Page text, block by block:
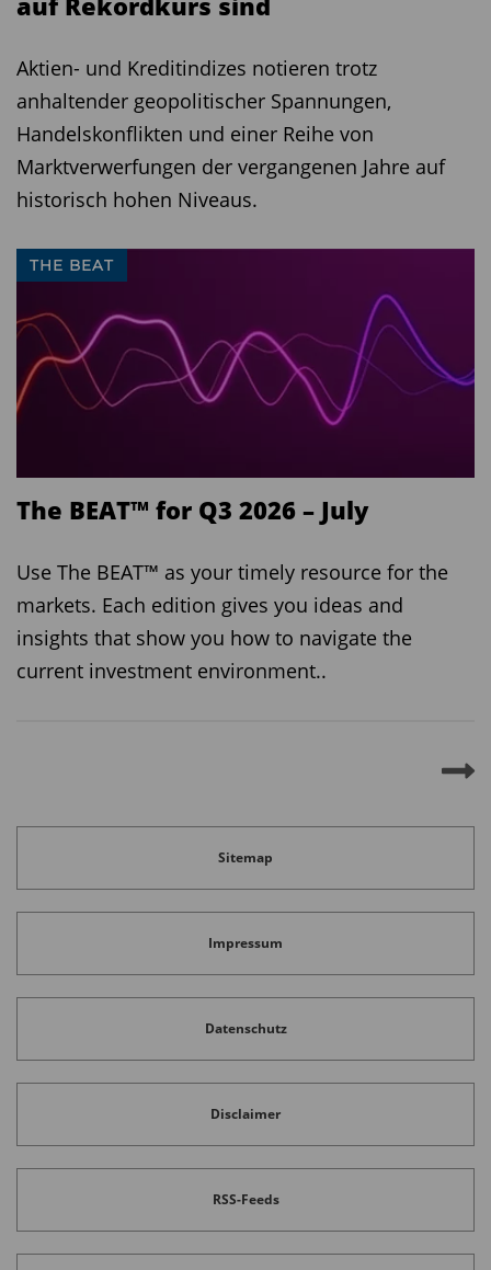
Aktien- und Kreditindizes notieren trotz
anhaltender geopolitischer Spannungen,
Handelskonflikten und einer Reihe von
Marktverwerfungen der vergangenen Jahre auf
historisch hohen Niveaus.
THE BEAT
The BEAT™ for Q3 2026 – July
Use The BEAT™ as your timely resource for the
markets. Each edition gives you ideas and
insights that show you how to navigate the
current investment environment..
Sitemap
Impressum
Datenschutz
Disclaimer
RSS-Feeds